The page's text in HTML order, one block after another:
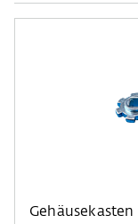
Gehäusekasten